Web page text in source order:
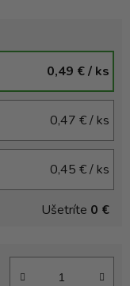
0,49 €/ ks
0,47 €/ ks
0,45 €/ ks
Ušetríte 0 €